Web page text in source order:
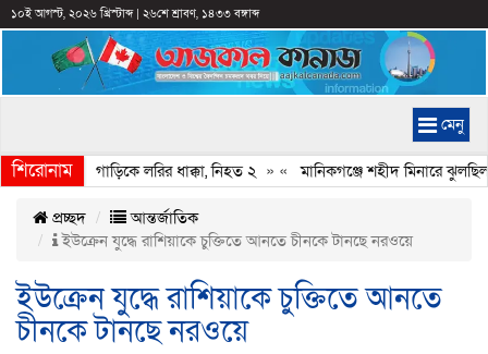
১০ই আগস্ট, ২০২৬ খ্রিস্টাব্দ| ২৬শে শ্রাবণ, ১৪৩৩ বঙ্গাব্দ
মেনু
শিরোনাম
থাকা চার গাড়িকে লরির ধাক্কা, নিহত ২» « মানিকগঞ্জে শহীদ মিনারে ঝুলছিল
প্রচ্ছদ
আন্তর্জাতিক
ইউক্রেন যুদ্ধে রাশিয়াকে চুক্তিতে আনতে চীনকে টানছে নরওয়ে
ইউক্রেন যুদ্ধে রাশিয়াকে চুক্তিতে আনতে
চীনকে টানছে নরওয়ে